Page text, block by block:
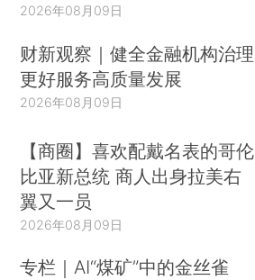
2026年08月09日
财新观察｜健全金融机构治理
更好服务高质量发展
2026年08月09日
【商圈】喜欢配戴名表的哥伦
比亚新总统 商人出身拉美右
翼又一员
2026年08月09日
专栏｜AI“煤矿”中的金丝雀